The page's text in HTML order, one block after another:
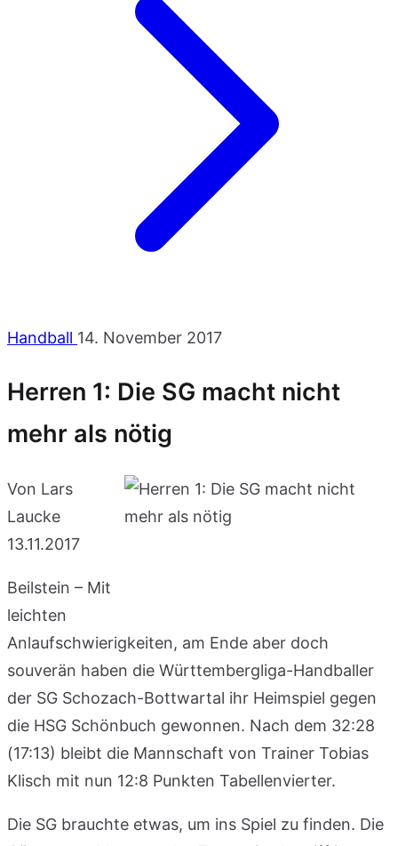
Handball 14. November 2017
Herren 1: Die SG macht nicht
mehr als nötig
Von Lars
Laucke
13.11.2017
Beilstein – Mit
leichten
Anlaufschwierigkeiten, am Ende aber doch
souverän haben die Württembergliga-Handballer
der SG Schozach-Bottwartal ihr Heimspiel gegen
die HSG Schönbuch gewonnen. Nach dem 32:28
(17:13) bleibt die Mannschaft von Trainer Tobias
Klisch mit nun 12:8 Punkten Tabellenvierter.
Die SG brauchte etwas, um ins Spiel zu finden. Die